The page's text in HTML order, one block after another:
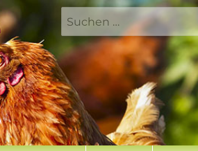
Suchen
nach: